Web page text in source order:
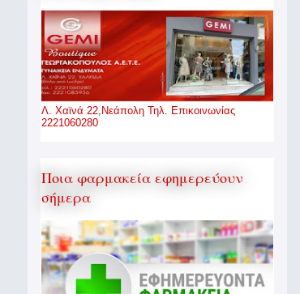
Λ. Χαϊνά 22,Νεάπολη Τηλ. Επικοινωνίας
2221060280
Ποια φαρμακεία εφημερεύουν
σήμερα